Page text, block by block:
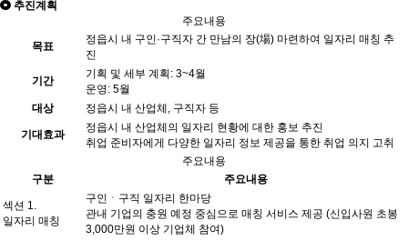
추진계획
주요내용
목표
정읍시 내 구인·구직자 간 만남의 장(場) 마련하여 일자리 매칭 추
진
기간
기획 및 세부 계획: 3~4월
운영: 5월
대상
정읍시 내 산업체, 구직자 등
기대효과
정읍시 내 산업체의 일자리 현황에 대한 홍보 추진
취업 준비자에게 다양한 일자리 정보 제공을 통한 취업 의지 고취
주요내용
구분
주요내용
섹션 1.
일자리 매칭
구인ㆍ구직 일자리 한마당
관내 기업의 충원 예정 중심으로 매칭 서비스 제공 (신입사원 초봉
3,000만원 이상 기업체 참여)